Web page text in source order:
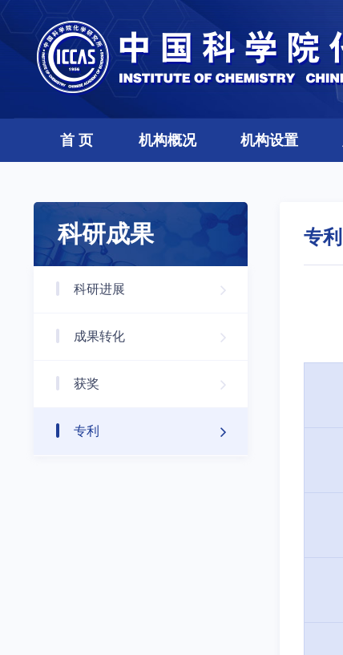
首 页 机构概况 机构设置
科研成果
科研进展
成果转化
获奖
专利
专利